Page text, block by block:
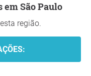
em São Paulo
região.